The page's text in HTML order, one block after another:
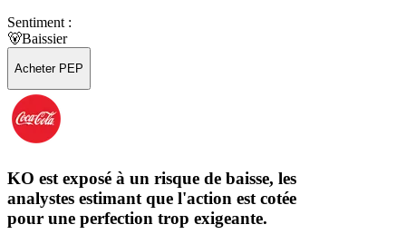
Sentiment :
🐻Baissier
Acheter PEP
KO est exposé à un risque de baisse, les
analystes estimant que l'action est cotée
pour une perfection trop exigeante.